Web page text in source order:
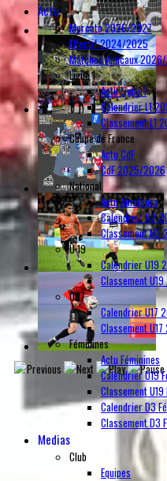
Actu
Mercato 2026/2027
Effectif 2024/2025
Matches Amicaux
Ligue 1
Actu Ligue 1
Calendrier L1
Classement L1
Coupe de France
Actu CdF
CdF 2025/2026
National
Actu Amateurs
Calendrier N2
Classement
U 19
Calendrier U19
Classement
U 17
Calendrier U17
Classement
Féminines
Actu Féminines
Calendrier U19
Classement
Calendrier D3
Classement D3
Medias
Club
Equipes